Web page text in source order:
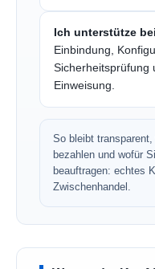
Ich unterstütze
Einbindung,
Sicherheitsprüfung
Einweisung.
So bleibt
bezahlen und wofür
beauftragen: echtes
Zwischenhandel.